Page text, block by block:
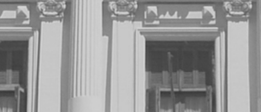
Informática
Matemática